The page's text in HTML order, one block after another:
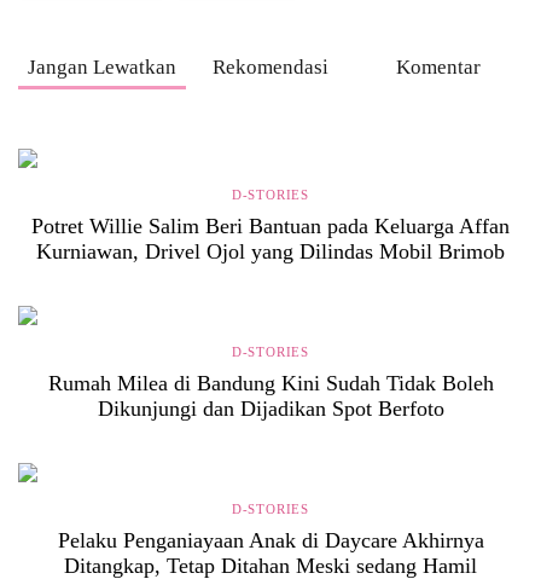
Jangan Lewatkan Rekomendasi Komentar
D-STORIES
Potret Willie Salim Beri Bantuan pada Keluarga Affan
Kurniawan, Drivel Ojol yang Dilindas Mobil Brimob
D-STORIES
Rumah Milea di Bandung Kini Sudah Tidak Boleh
Dikunjungi dan Dijadikan Spot Berfoto
D-STORIES
Pelaku Penganiayaan Anak di Daycare Akhirnya
Ditangkap, Tetap Ditahan Meski sedang Hamil